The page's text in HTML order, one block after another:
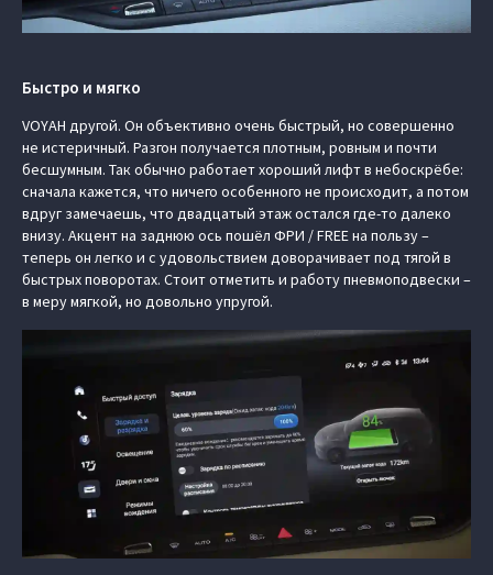
Быстро и мягко
VOYAH другой. Он объективно очень быстрый, но совершенно
не истеричный. Разгон получается плотным, ровным и почти
бесшумным. Так обычно работает хороший лифт в небоскрёбе:
сначала кажется, что ничего особенного не происходит, а потом
вдруг замечаешь, что двадцатый этаж остался где-то далеко
внизу. Акцент на заднюю ось пошёл ФРИ / FREE на пользу –
теперь он легко и с удовольствием доворачивает под тягой в
быстрых поворотах. Стоит отметить и работу пневмоподвески –
в меру мягкой, но довольно упругой.